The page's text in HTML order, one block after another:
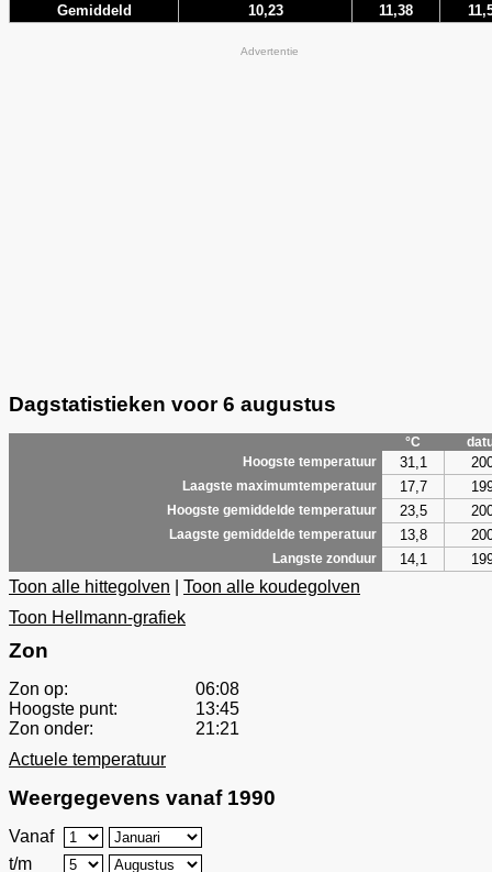
Gemiddeld 10,23 11,38
Advertentie
Dagstatistieken voor 6 augustus
°C
Hoogste temperatuur
31,1
Laagste maximumtemperatuur 17,7
Hoogste gemiddelde temperatuur 23,5
Laagste gemiddelde temperatuur 13,8
Langste zonduur 14,1
Toon alle hittegolven
Toon alle koudegolven
Toon Hellmann-grafiek
Zon
Zon op:
06:08
Hoogste punt:
13:45
Zon onder:
21:21
Actuele temperatuur
Weergegevens vanaf 1990
Vanaf
t/m